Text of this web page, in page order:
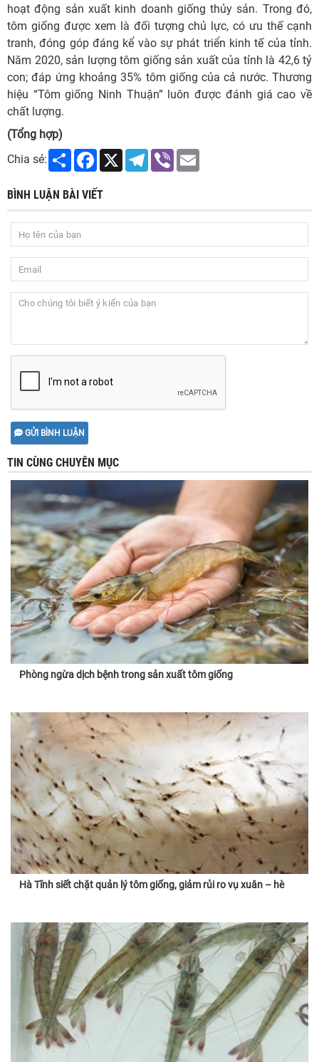
hoạt động sản xuất kinh doanh giống thủy sản. Trong đó,
tôm giống được xem là đối tượng chủ lực, có ưu thế cạnh
tranh, đóng góp đáng kể vào sự phát triển kinh tế của tỉnh.
Năm 2020, sản lượng tôm giống sản xuất của tỉnh là 42,6 tỷ
con; đáp ứng khoảng 35% tôm giống của cả nước. Thương
hiệu “Tôm giống Ninh Thuận” luôn được đánh giá cao về
chất lượng.
(Tổng hợp)
Chia sẻ:
Share Facebook
X Telegram
Viber
BÌNH LUẬN BÀI VIẾT
GỬI BÌNH LUẬN
TIN CÙNG CHUYÊN MỤC
Phòng ngừa dịch bệnh trong sản xuất tôm giống
Hà Tĩnh siết chặt quản lý tôm giống, giảm rủi ro vụ xuân – hè